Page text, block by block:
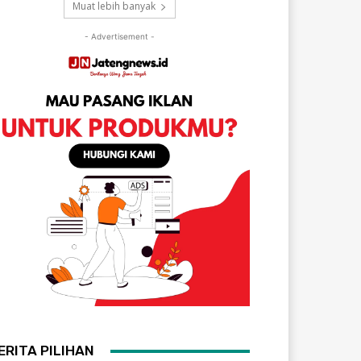
Muat lebih banyak
- Advertisement -
PILIHAN